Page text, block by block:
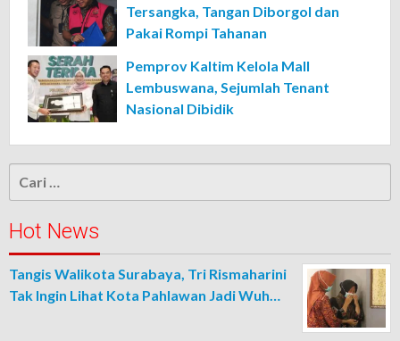
Tersangka, Tangan Diborgol dan
Pakai Rompi Tahanan
Pemprov Kaltim Kelola Mall
Lembuswana, Sejumlah Tenant
Nasional Dibidik
Hot News
Tangis Walikota Surabaya, Tri Rismaharini
Tak Ingin Lihat Kota Pahlawan Jadi Wuh…